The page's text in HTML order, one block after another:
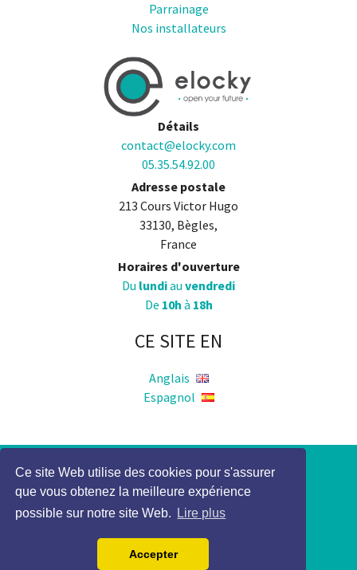
Ce site Web utilise des cookies pour s'assurer
que vous obtenez la meilleure expérience
possible sur notre site Web.
Lire plus
Accepter
Parrainage
Nos installateurs
Détails
contact@elocky.com
05.35.54.92.00
Adresse postale
213 Cours Victor Hugo
33130, Bègles,
France
Horaires d'ouverture
Du lundiau vendredi
De 10h à 18h
CE SITE EN
Anglais
Espagnol
Politique de Confidentialité
Mention légale
2017 Elocky Tous droits réservés